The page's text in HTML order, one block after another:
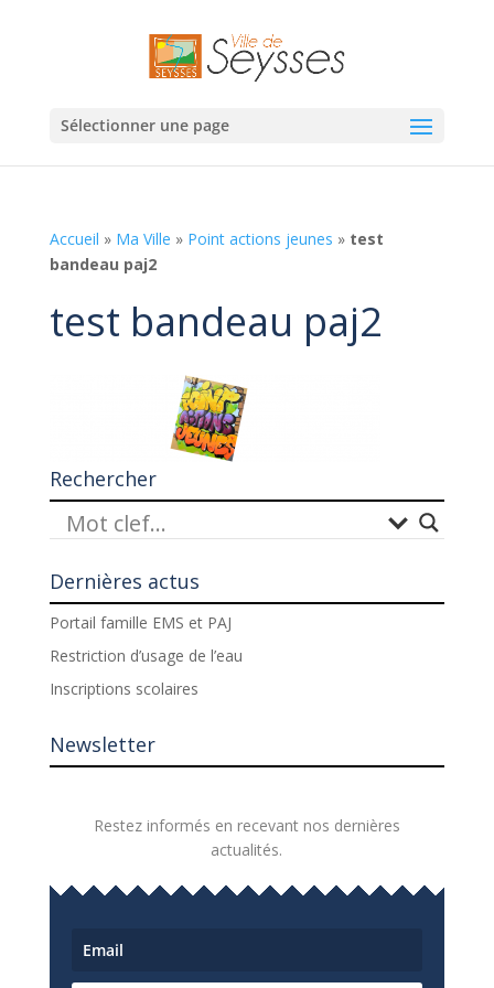
Sélectionner une page
Accueil » Ma Ville » Point actions jeunes » test
bandeau paj2
test bandeau paj2
Rechercher
Dernières actus
Portail famille EMS et PAJ
Restriction d’usage de l’eau
Inscriptions scolaires
Newsletter
Restez informés en recevant nos dernières
actualités.